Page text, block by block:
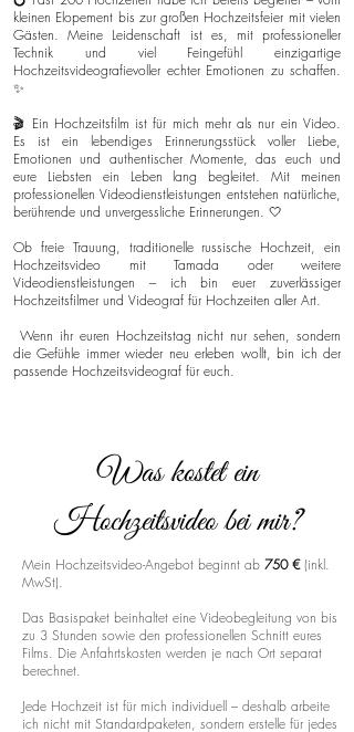
kleinen Elopement bis zur großen Hochzeitsfeier mit vielen
Gästen. Meine Leidenschaft ist es, mit professioneller
Technik und viel Feingefühl einzigartige
Hochzeitsvideografievoller echter Emotionen zu schaffen.
✨
🎬 Ein Hochzeitsfilm ist für mich mehr als nur ein Video.
Es ist ein lebendiges Erinnerungsstück voller Liebe,
Emotionen und authentischer Momente, das euch und
eure Liebsten ein Leben lang begleitet. Mit meinen
professionellen Videodienstleistungen entstehen natürliche,
berührende und unvergessliche Erinnerungen. 🤍
Ob freie Trauung, traditionelle russische Hochzeit, ein
Hochzeitsvideo mit Tamada oder weitere
Videodienstleistungen – ich bin euer zuverlässiger
Hochzeitsfilmer und Videograf für Hochzeiten aller Art.
Wenn ihr euren Hochzeitstag nicht nur sehen, sondern
die Gefühle immer wieder neu erleben wollt, bin ich der
passende Hochzeitsvideograf für euch.
Was kostet ein
Hochzeitsvideo bei mir?
Mein Hochzeitsvideo-Angebot beginnt ab 750 € (inkl.
MwSt).
Das Basispaket beinhaltet eine Videobegleitung von bis
zu 3 Stunden sowie den professionellen Schnitt eures
Films. Die Anfahrtskosten werden je nach Ort separat
berechnet.
Jede Hochzeit ist für mich individuell – deshalb arbeite
ich nicht mit Standardpaketen, sondern erstelle für jedes